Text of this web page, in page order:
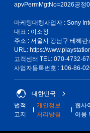
apvPermMgtNo=2026공정
마케팅대행사업자 : Sony
대표 : 이소정
주소 : 서울시 강남구 테헤
URL: https://
고객센터 TEL: 070-4732-
사업자등록번호 : 106-86-
대한민국
법적
고지
개인정보
처리방침
웹사
이용